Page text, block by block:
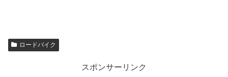
ロードバイク
スポンサーリンク